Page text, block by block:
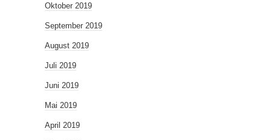
Oktober 2019
September 2019
August 2019
Juli 2019
Juni 2019
Mai 2019
April 2019